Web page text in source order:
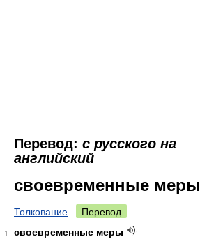
Перевод: с русского на
английский
своевременные меры
Толкование Перевод
1
своевременные меры